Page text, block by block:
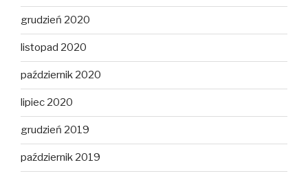
grudzień 2020
listopad 2020
październik 2020
lipiec 2020
grudzień 2019
październik 2019